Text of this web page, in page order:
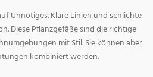
Unnötiges. Klare Linien und schlichte
Diese Pflanzgefäße sind die richtige
mit Stil. Sie können aber
kombiniert werden.